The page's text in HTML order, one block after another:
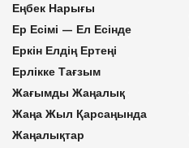
Еңбек Нарығы
Ер Есімі — Ел Есінде
Еркін Елдің Ертеңі
Ерлікке Тағзым
Жағымды Жаңалық
Жаңа Жыл Қарсаңында
Жаңалықтар